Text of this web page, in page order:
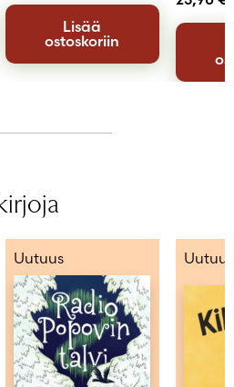
Lisää
ostoskoriin
Uutuus Uutuus